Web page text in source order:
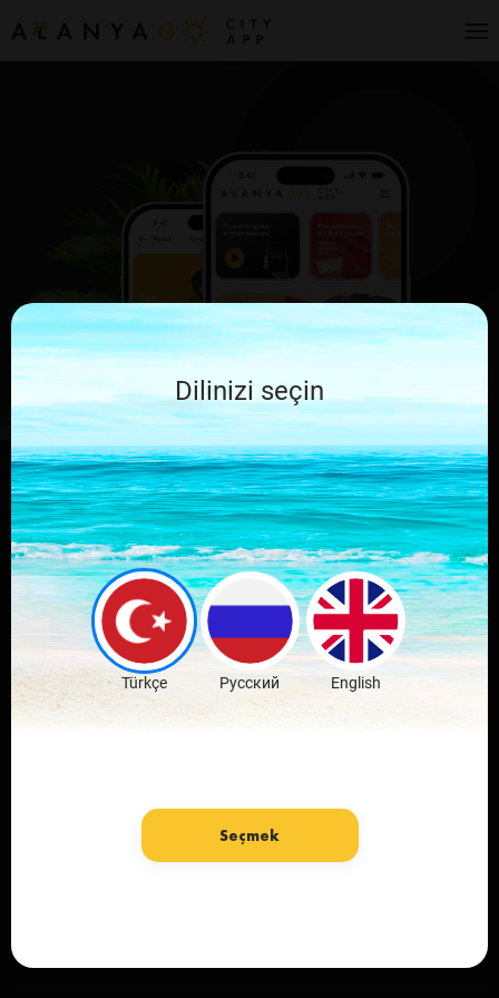
Скачай мобильное
приложение
любимого города
Скачать бесплатно
Dilinizi seçin
Türkçe Русский English
Seçmek